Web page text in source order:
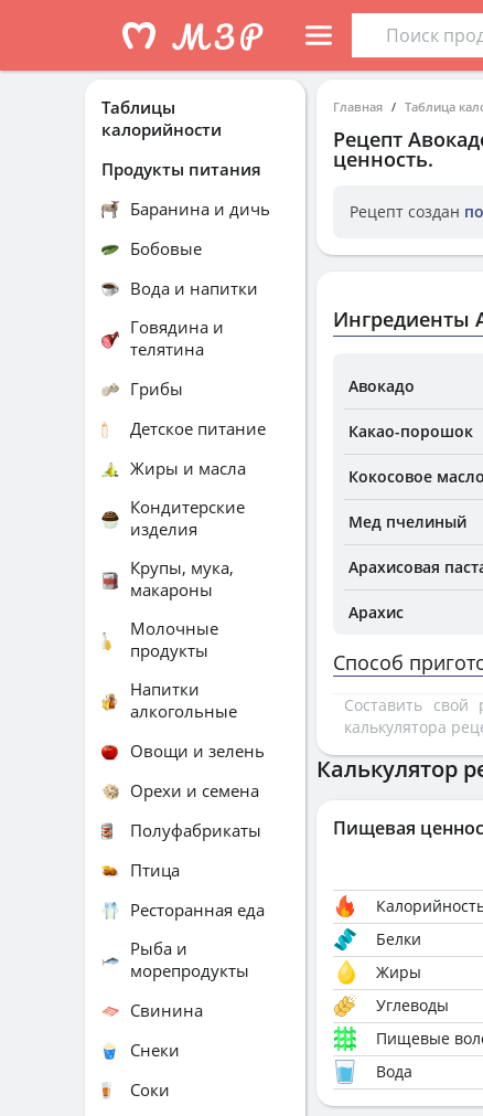
Главная Таблица
Рецепт
ценность.
Рецепт создан
Ингредиенты
Авокадо
Какао-порошок
Кокосовое
Мед пчелиный
Арахисовая
Арахис
Способ
Составить
калькулятора
Калькулятор
Пищевая
Белки
Жиры
Углеводы
Пищевые
Вода
Таблицы
калорийности
Продукты питания
Баранина и дичь
Бобовые
Вода и напитки
Говядина и
телятина
Грибы
Детское питание
Жиры и масла
Кондитерские
изделия
Крупы, мука,
макароны
Молочные
продукты
Напитки
алкогольные
Овощи и зелень
Орехи и семена
Полуфабрикаты
Птица
Ресторанная еда
Рыба и
морепродукты
Свинина
Снеки
Соки